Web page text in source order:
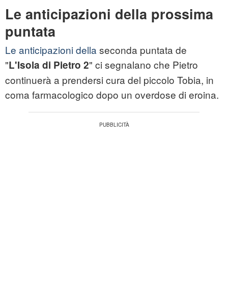
Le anticipazioni della prossima
puntata
Le anticipazioni della seconda puntata de
"L'Isola di Pietro 2" ci segnalano che Pietro
continuerà a prendersi cura del piccolo Tobia, in
coma farmacologico dopo un overdose di eroina.